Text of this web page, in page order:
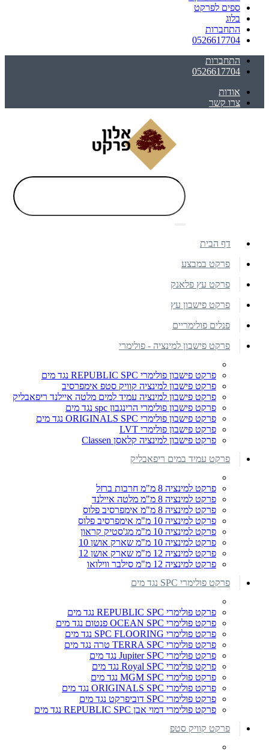
ספים לפרקט
בלוג
התחברות
0526617704
התחברות
0526617704
אודות
צרו קשר
דף הבית
פרקט במבצע
פרקט עץ פלאנק
פרקט פישבון עץ
פנלים פולימריים
פרקט פישבון למינציה - פולימרי
פרקט פישבון פולימרי REPUBLIC SPC נגד מים
פרקט פישבון למינציה קוויק סטפ אימפרסיב
פרקט פישבון למינציה עמיד למים מלטה איילנד ריפאבליק
פרקט פישבון פולימרי הרינגבון spc נגד מים
פרקט פישבון פולימרי ORIGINALS SPC נגד מים
פרקט פישבון פולימרי LVT
פרקט פישבון למינציה קלאסן Classen
פרקט עמיד במים ריפאבליק
פרקט למינציה 8 מ"מ חרבות ברזל
פרקט למינציה 8 מ"מ מלטה איילנד
פרקט למינציה 8 מ"מ אימפרסיב פלוס
פרקט למינציה 10 מ"מ אימפרסיב פלוס
פרקט למינציה 10 מ"מ מג'סטיק קראון
פרקט למינציה 10 מ"מ שארק אושן 10
פרקט למינציה 12 מ"מ שארק אושן 12
פרקט למינציה 12 מ"מ סילבר ווילואו
פרקט פולימרי SPC נגד מים
פרקט פולימרי REPUBLIC SPC נגד מים
פרקט פולימרי OCEAN SPC פנטום נגד מים
פרקט פולימרי SPC FLOORING נגד מים
פרקט פולימרי TERRA SPC טרה נגד מים
פרקט פולימרי Jupiter SPC נגד מים
פרקט פולימרי Royal SPC נגד מים
פרקט פולימרי MGM SPC נגד מים
פרקט פולימרי ORIGINALS SPC נגד מים
פרקט פולימרי SPC דוביפרקט נגד מים
פרקט פולימרי דמוי אבן REPUBLIC SPC נגד מים
פרקט קוויק סטפ